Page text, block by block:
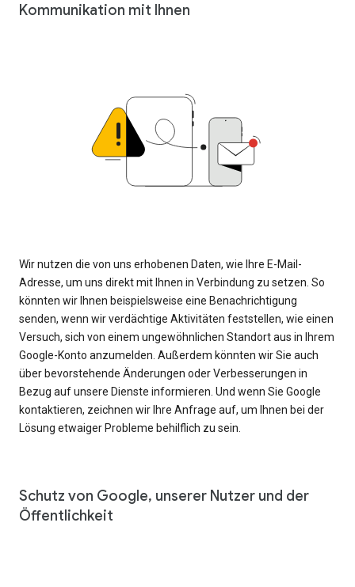
Kommunikation mit Ihnen
Wir nutzen die von uns erhobenen Daten, wie Ihre E-Mail-
Adresse, um uns direkt mit Ihnen in Verbindung zu setzen. So
könnten wir Ihnen beispielsweise eine Benachrichtigung
senden, wenn wir verdächtige Aktivitäten feststellen, wie einen
Versuch, sich von einem ungewöhnlichen Standort aus in Ihrem
Google-Konto anzumelden. Außerdem könnten wir Sie auch
über bevorstehende Änderungen oder Verbesserungen in
Bezug auf unsere Dienste informieren. Und wenn Sie Google
kontaktieren, zeichnen wir Ihre Anfrage auf, um Ihnen bei der
Lösung etwaiger Probleme behilflich zu sein.
Schutz von Google, unserer Nutzer und der
Öffentlichkeit